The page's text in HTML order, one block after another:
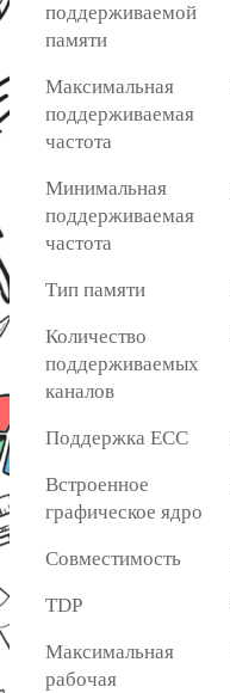
поддерживаемой
памяти
Максимальная
поддерживаемая
частота
Минимальная
поддерживаемая
частота
Тип памяти
Количество
поддерживаемых
каналов
Поддержка ECC
Встроенное
графическое ядро
Совместимость
TDP
Максимальная
рабочая